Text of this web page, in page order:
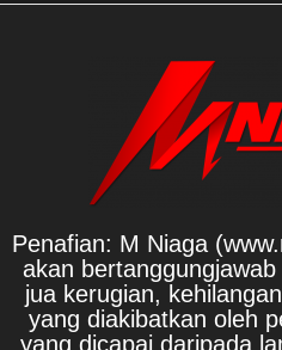
Penafian: M Niaga
akan
jua kerugian,
yang diakibatkan oleh
yang dicapai daripada